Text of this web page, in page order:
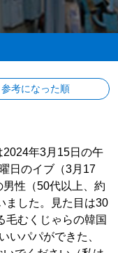
参考になった順
年3月15日の午
日のイブ（3月17
性（50代以上、約
ました。見た目は30
毛むくじゃらの韓国
いパパができた、